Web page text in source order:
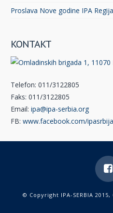
Proslava Nove godine IPA
KONTAKT
Telefon: 011/3122805
Faks: 011/3122805
Email:ipa@ipa-serbia.org
FB:www.facebook.com/
© Copyright IPA-SERBIA